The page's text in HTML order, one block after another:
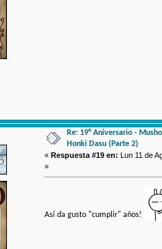
Re: 19° Aniversario -
Honki Dasu (Parte 2)
«Respuesta #19 en: Lun 11 de
»
Así da gusto "cumplir" años!